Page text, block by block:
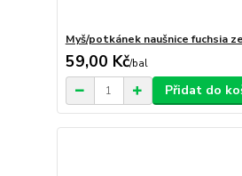
Myš/potkánek naušnice fuchsia
59,00 Kč/bal
Přidat do